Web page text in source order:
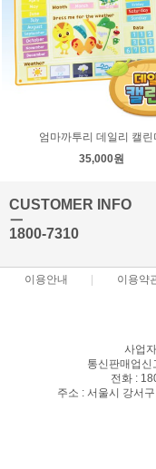
엄마까투리 데일리 캘린
35,000원
CUSTOMER INFO
ㅡ
1800-7310
이용안내 이용약
사업
통신판매업
전화 :
주소 : 서울시 강서